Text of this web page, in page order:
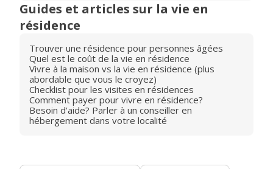
Guides et articles sur la vie en
résidence
Trouver une résidence pour personnes âgées
Quel est le coût de la vie en résidence
Vivre à la maison vs la vie en résidence (plus
abordable que vous le croyez)
Checklist pour les visites en résidences
Comment payer pour vivre en résidence?
Besoin d'aide? Parler à un conseiller en
hébergement dans votre localité